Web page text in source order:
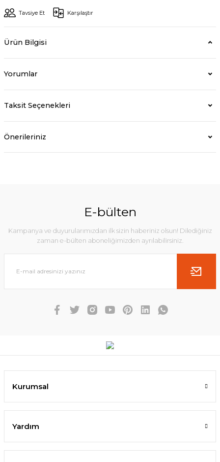
Tavsiye Et Karşılaştır
Ürün Bilgisi
Yorumlar
Taksit Seçenekleri
Önerileriniz
E-bülten
Kampanya ve duyurularımızdan ilk sizin haberiniz olsun! Dilediğiniz
zaman e-bülten aboneliğimizden ayrılabilirsiniz.
Kurumsal
Yardım